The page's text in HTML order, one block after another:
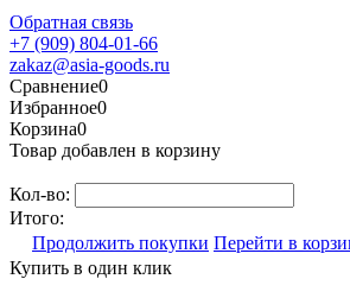
Обратная связь
+7 (909) 804-01-66
zakaz@asia-goods.ru
Сравнение0
Избранное0
Корзина0
Товар добавлен в корзину
Кол-во:
Итого:
Продолжить покупки Перейти в
Купить в один клик